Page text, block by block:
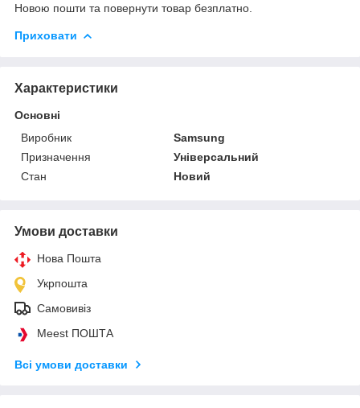
Новою пошти та повернути товар безплатно.
Приховати
Характеристики
Основні
Виробник
Samsung
Призначення
Універсальний
Стан
Новий
Умови доставки
Нова Пошта
Укрпошта
Самовивіз
Meest ПОШТА
Всі умови доставки